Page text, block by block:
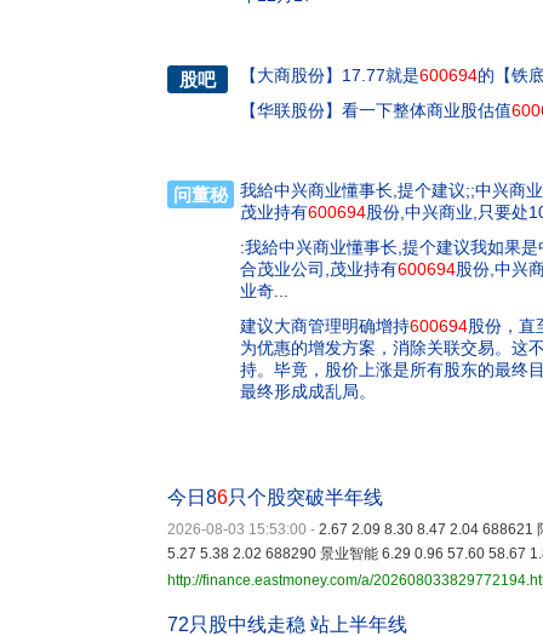
股吧 【大商股份】 17.77就是600694的【铁
【华联股份】 看一下整体商业股估值
问董秘
我給中兴商业懂事长,提个建议;;中兴商
茂业持有600694股份,中兴商业,只要处
:我給中兴商业懂事长,提个建议我如果
合茂业公司,茂业持有600694股份,中兴
业奇...
建议大商管理明确增持600694股份，直
为优惠的增发方案，消除关联交易。这
持。毕竟，股价上涨是所有股东的最终
最终形成成乱局。
今日86只个股突破半年线
2026-08-03 15:53:00 - 2.67 2.09 8.30 8.47 2.04 688621
5.27 5.38 2.02 688290 景业智能 6.29 0.96 57.60 58.67
http://finance.eastmoney.com/a/
72只股中线走稳 站上半年线